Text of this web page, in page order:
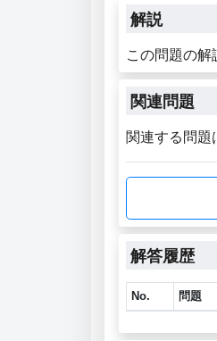
解説
この問題の解
関連問題
関連する問題
解答履歴
No. 問題